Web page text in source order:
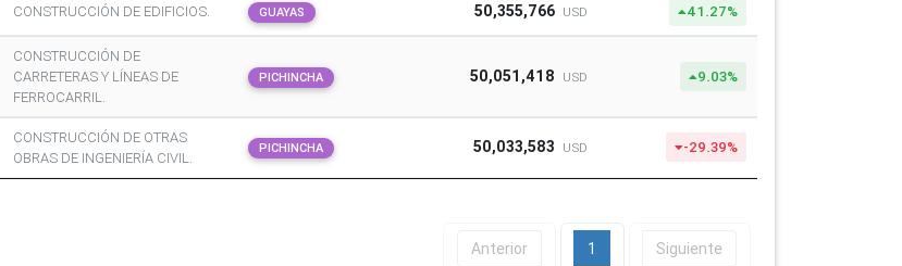
CONSTRUCCIÓN DE EDIFICIOS. GUAYAS 50,355,766 USD 41.27%
CONSTRUCCIÓN DE
CARRETERAS Y LÍNEAS DE
FERROCARRIL.
PICHINCHA 50,051,418 USD 9.03%
CONSTRUCCIÓN DE OTRAS
OBRAS DE INGENIERÍA CIVIL.
PICHINCHA 50,033,583 USD -29.39%
Anterior 1 Siguiente